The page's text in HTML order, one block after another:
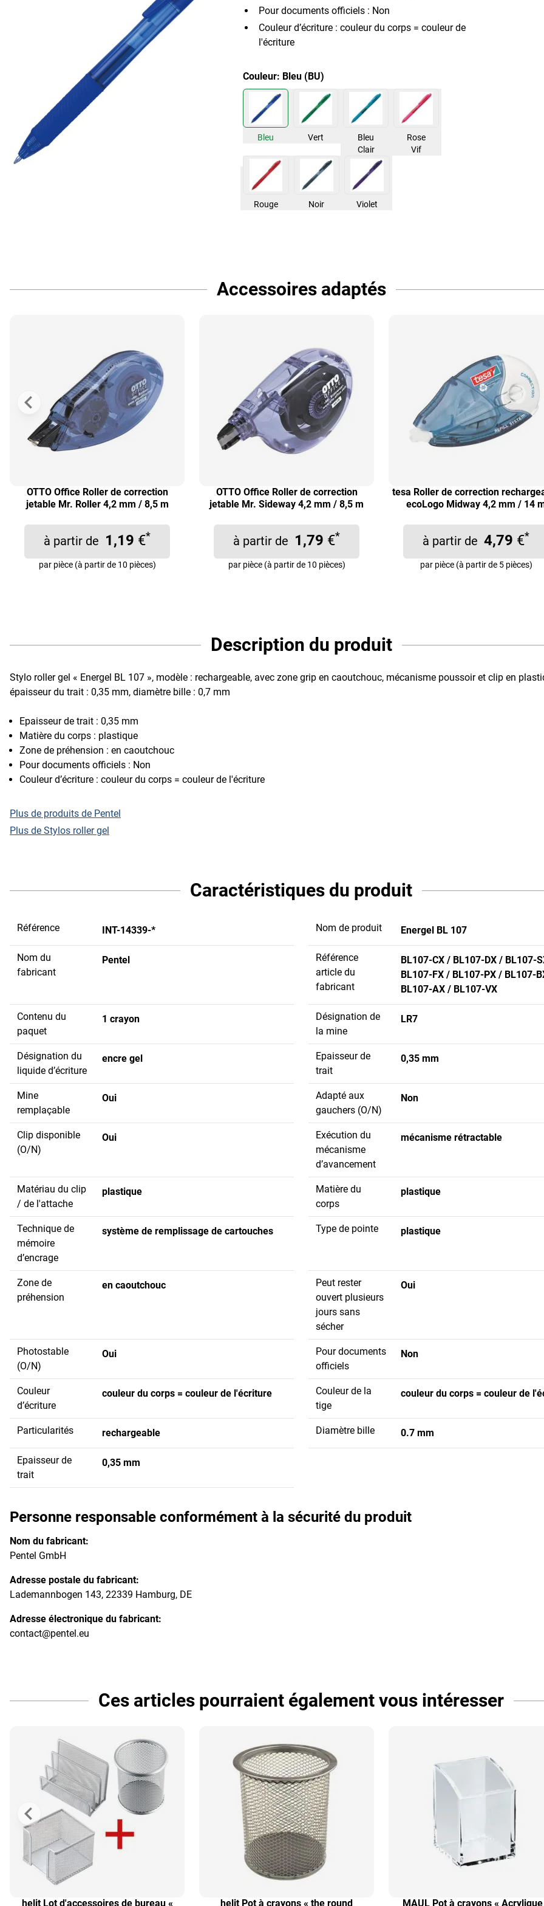
Pour documents officiels : Non
Couleur d’écriture : couleur du corps = couleur de
l'écriture
Couleur: Bleu (BU)
Bleu Vert
Bleu
Clair
Rose
Vif
Rouge Noir Violet
Accessoires adaptés
OTTO Office Roller de correction
jetable Mr. Roller 4,2 mm / 8,5 m
à partir de 1,19 €*
par pièce (à partir de 10 pièces)
OTTO Office Roller de correction
jetable Mr. Sideway 4,2 mm / 8,5 m
à partir de 1,79 €*
par pièce (à partir de 10 pièces)
tesa Roller de correction
ecoLogo Midway 4,2 mm / 14
à partir de 4,79 €*
par pièce (à partir de 5 pièces)
Description du produit
Stylo roller gel « Energel BL 107 », modèle : rechargeable, avec zone grip en caoutchouc, mécanisme poussoir et clip en
épaisseur du trait : 0,35 mm, diamètre bille : 0,7 mm
Epaisseur de trait : 0,35 mm
Matière du corps : plastique
Zone de préhension : en caoutchouc
Pour documents officiels : Non
Couleur d’écriture : couleur du corps = couleur de l'écriture
Plus de produits de Pentel
Plus de Stylos roller gel
Caractéristiques du produit
Référence INT-14339-* Nom de produit Energel BL 107
Nom du
fabricant
Pentel
Référence
article du
fabricant
BL107-CX / BL107-DX / BL107-
BL107-FX / BL107-PX / BL107-
BL107-AX / BL107-VX
Contenu du
paquet
1 crayon
Désignation de
la mine
LR7
Désignation du
liquide d’écriture
encre gel
Epaisseur de
trait
0,35 mm
Mine
remplaçable
Oui
Adapté aux
gauchers (O/N)
Non
Clip disponible
(O/N)
Oui
Exécution du
mécanisme
d’avancement
mécanisme rétractable
Matériau du clip
/ de l'attache
plastique
Matière du
corps
plastique
Technique de
mémoire
d’encrage
système de remplissage de cartouches Type de pointe plastique
Zone de
préhension
en caoutchouc
Peut rester
ouvert plusieurs
jours sans
sécher
Oui
Photostable
(O/N)
Oui
Pour documents
officiels
Non
Couleur
d’écriture
couleur du corps = couleur de l'écriture
Couleur de la
tige
couleur du corps = couleur de
Particularités rechargeable Diamètre bille 0.7 mm
Epaisseur de
trait
0,35 mm
Personne responsable conformément à la sécurité du produit
Nom du fabricant:
Pentel GmbH
Adresse postale du fabricant:
Lademannbogen 143, 22339 Hamburg, DE
Adresse électronique du fabricant:
contact@pentel.eu
Ces articles pourraient également vous intéresser
helit Lot d'accessoires de bureau « helit Pot à crayons « the round MAUL Pot à crayons « Acrylique